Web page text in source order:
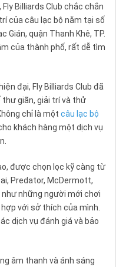
Billiards Club chắc chắn
của câu lạc bộ nằm tại số
Gián, quận Thanh Khê, TP.
của thành phố, rất dễ tìm
đại, Fly Billiards Club đã
giãn, giải trí và thử
chỉ là một câu lạc bộ
khách hàng một dịch vụ
được chọn lọc kỹ càng từ
Predator, McDermott,
những người mới chơi
với sở thích của mình.
dịch vụ đánh giá và bảo
âm thanh và ánh sáng